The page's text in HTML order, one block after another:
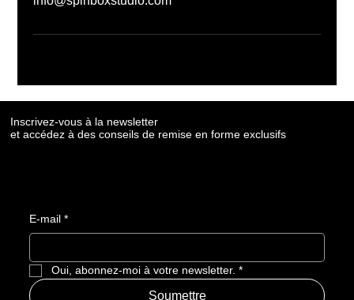
Inscrivez-vous à la newsletter
et accédez à des conseils de remise en forme exclusifs
E-mail *
Oui, abonnez-moi à votre newsletter. *
Soumettre
Inscrivez-vous à la newsletter
et accédez à des conseils de remise en forme exclusifs
E-mail *
Oui, abonnez-moi à votre newsletter. *
Soumettre